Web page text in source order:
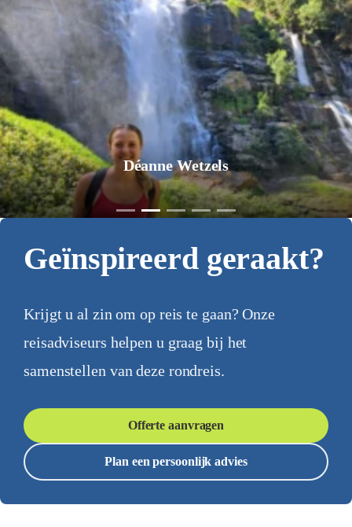
Déanne Wetzels
Geïnspireerd geraakt?
Krijgt u al zin om op reis te gaan? Onze
reisadviseurs helpen u graag bij het
samenstellen van deze rondreis.
Offerte aanvragen
Plan een persoonlijk advies